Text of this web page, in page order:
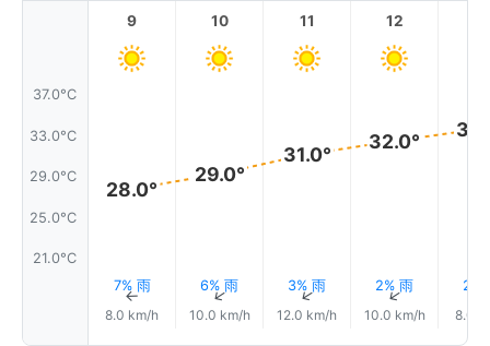
37.0°C
33.0°C
29.0°C
25.0°C
21.0°C
9
28.0°
7% 雨
↑
8.0 km/h
10
29.0°
6% 雨
↑
10.0 km/h
11
31.0°
3% 雨
↑
12.0 km/h
12
32.0°
2% 雨
↑
10.0 km/h
2%
8.0